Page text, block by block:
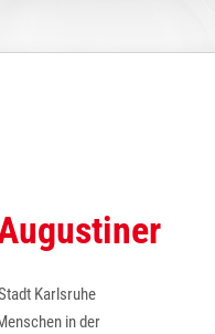
Karlsruhe
in der